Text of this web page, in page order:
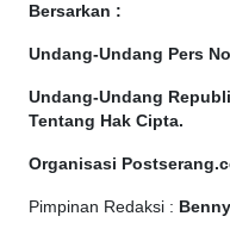
Bersarkan :
Undang-Undang Pers
Undang-Undang
Tentang Hak Cipta.
Organisasi
Pimpinan Redaksi :